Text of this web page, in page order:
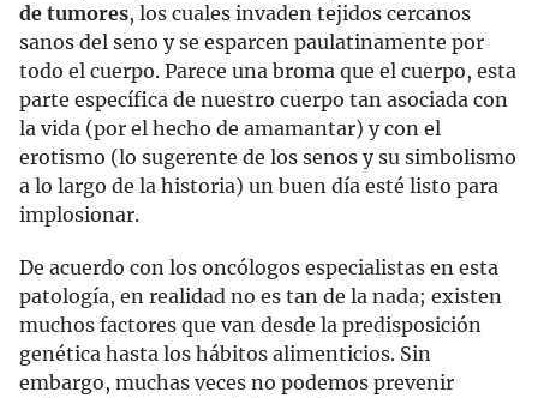
de tumores, los cuales invaden tejidos cercanos
sanos del seno y se esparcen paulatinamente por
todo el cuerpo. Parece una broma que el cuerpo, esta
parte específica de nuestro cuerpo tan asociada con
la vida (por el hecho de amamantar) y con el
erotismo (lo sugerente de los senos y su simbolismo
a lo largo de la historia) un buen día esté listo para
implosionar.
De acuerdo con los oncólogos especialistas en esta
patología, en realidad no es tan de la nada; existen
muchos factores que van desde la predisposición
genética hasta los hábitos alimenticios. Sin
embargo, muchas veces no podemos prevenir